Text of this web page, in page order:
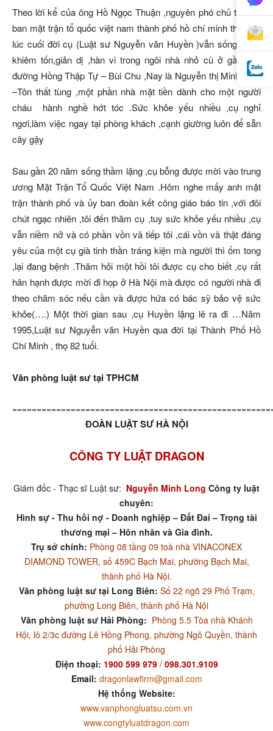
Theo lời kể của ông Hồ Ngọc Thuận ,nguyên phó chủ tịch ủy
ban mặt trận tổ quốc việt nam thành phố hồ chí minh thì “đến
lúc cuối đời cụ (Luật sư Nguyễn văn Huyền )vẫn sống trong
khiêm tốn,giản dị ,hàn vi trong ngôi nhà nhỏ cũ ở gần góc
đường Hồng Thập Tự – Bùi Chu ,Nay là Nguyễn thị Minh Khai
–Tôn thất tùng ,một phần nhà mặt tiền dành cho một người
cháu hành nghề hớt tóc .Sức khỏe yếu nhiều ,cụ nghỉ
ngơi,làm việc ngay tại phòng khách ,cạnh giường luôn để sẵn
cây gậy
Sau gần 20 năm sống thầm lặng ,cụ bỗng được mời vào trung
ương Mặt Trận Tổ Quốc Việt Nam .Hôm nghe mấy anh mặt
trận thành phố và ủy ban đoàn kết công giáo báo tin ,với đôi
chút ngạc nhiên ,tôi đến thăm cụ ,tuy sức khỏe yếu nhiều ,cụ
vẫn niềm nở và có phần vồn vã tiếp tôi ,cái vồn vã thật đáng
yêu của một cụ già tinh thần tráng kiện mà người thì ốm tong
,lại đang bệnh .Thăm hỏi một hồi tôi được cụ cho biết ,cụ rất
hân hạnh được mời đi họp ở Hà Nội mà được có người nhà đi
theo chăm sóc nếu cần và được hứa có bác sỹ bảo vệ sức
khỏe(….) Một thời gian sau ,cụ Huyền lặng lẽ ra đi …Năm
1995,Luật sư Nguyễn văn Huyền qua đời tại Thành Phố Hồ
Chí Minh , thọ 82 tuổi.
Văn phòng luật sư tại TPHCM
ĐOÀN LUẬT SƯ HÀ NỘI
CÔNG TY LUẬT DRAGON
Giám đốc - Thạc sĩ Luật sư: Nguyễn Minh Long Công ty luật
chuyên:
Hình sự - Thu hồi nợ - Doanh nghiệp – Đất Đai – Trọng tài
thương mại – Hôn nhân và Gia đình.
Trụ sở chính: Phòng 08 tầng 09 toà nhà VINACONEX
DIAMOND TOWER, số 459C Bạch Mai, phường Bạch Mai,
thành phố Hà Nội.
Văn phòng luật sư tại Long Biên: Số 22 ngõ 29 Phố Trạm,
phường Long Biên, thành phố Hà Nội
Văn phòng luật sư Hải Phòng: Phòng 5.5 Tòa nhà Khánh
Hội, lô 2/3c đường Lê Hồng Phong, phường Ngô Quyền, thành
phố Hải Phòng
Điện thoại: 1900 599 979/ 098.301.9109
Email: dragonlawfirm@gmail.com
Hệ thống Website:
www.vanphongluatsu.com.vn
www.congtyluatdragon.com